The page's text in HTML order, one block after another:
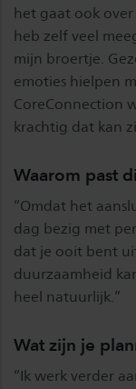
het gaat ook
heb zelf veel
mijn broertje.
emoties hielpen
CoreConnection
krachtig dat kan
Waarom past
“Omdat het
dag bezig met
dat je ooit bent
duurzaamheid
heel natuurlijk.”
Wat zijn je
“Ik werk verder